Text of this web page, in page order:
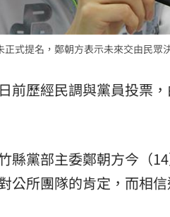
涯論壇9/12登場！ 10:30
7s掀足球熱潮 10:00
星吃美食！ 18:15
式提名，鄭朝方表示未來交由民眾
前歷經民調與黨員投票
縣黨部主委鄭朝方今（
公所團隊的肯定，而相